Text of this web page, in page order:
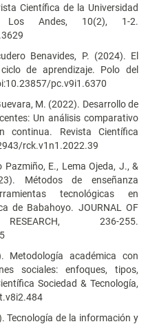
Científica de la Universidad
Los Andes, 10(2), 1-2.
Benavides, P. (2024). El
de aprendizaje. Polo del
pc.v9i1.6370
M. (2022). Desarrollo de
Un análisis comparativo
continua. Revista Científica
rck.v1n1.2022.39
E., Lema Ojeda, J., &
Métodos de enseñanza
tecnológicas en
de Babahoyo. JOURNAL OF
236-255.
Metodología académica con
sociales: enfoques, tipos,
Sociedad & Tecnología,
Tecnología de la información y